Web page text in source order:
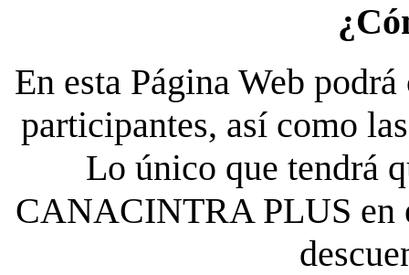
En esta Página Web
participantes, así como
Lo único que tendrá
CANACINTRA PLUS en